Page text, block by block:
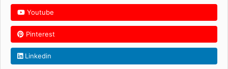
Youtube
Pinterest
Linkedin